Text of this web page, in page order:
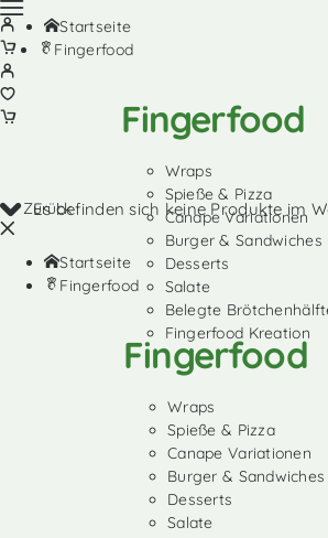
Es befinden sich keine Produkte im
Zurück
Startseite
Fingerfood
Fingerfood
Wraps
Spieße & Pizza
Canape Variationen
Burger & Sandwiches
Desserts
Salate
Startseite
Fingerfood
Fingerfood
Wraps
Spieße & Pizza
Canape Variationen
Burger & Sandwiches
Desserts
Salate
Belegte
Fingerfood Kreation